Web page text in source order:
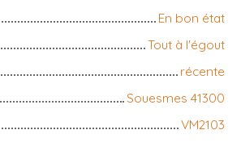
En bon état
Tout à l'égout
récente
Souesmes 41300
VM2103